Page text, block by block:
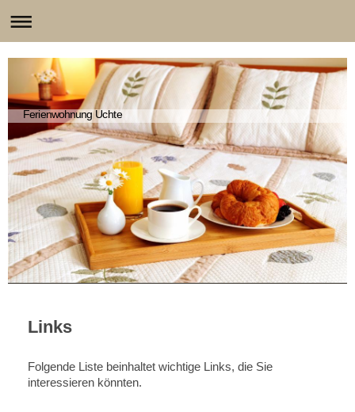
Ferienwohnung Uchte
Links
Folgende Liste beinhaltet wichtige Links, die Sie
interessieren könnten.